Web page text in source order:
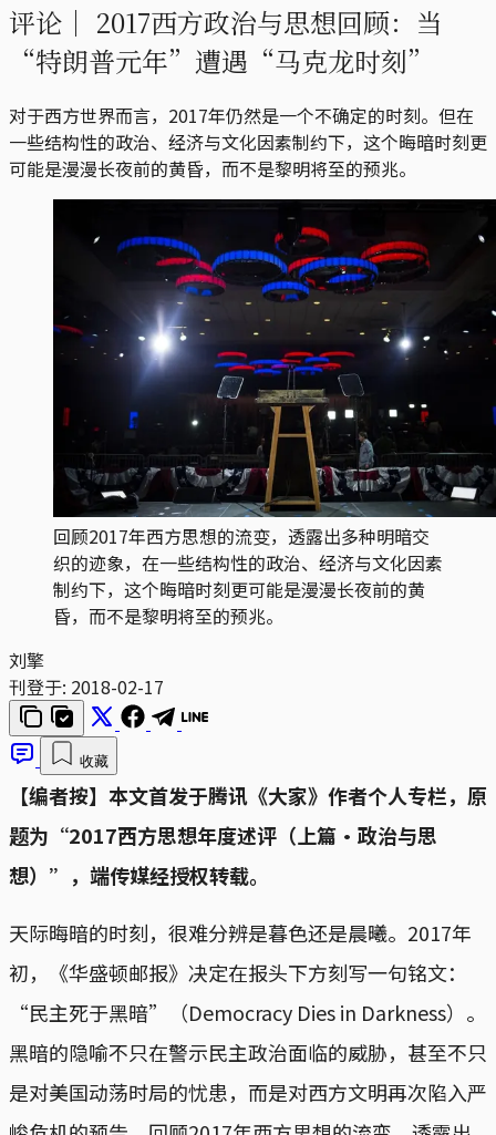
评论｜ 2017西方政治与思想回顾：当
“特朗普元年”遭遇“马克龙时刻”
对于西方世界而言，2017年仍然是一个不确定的时刻。但在
一些结构性的政治、经济与文化因素制约下，这个晦暗时刻更
可能是漫漫长夜前的黄昏，而不是黎明将至的预兆。
回顾2017年西方思想的流变，透露出多种明暗交
织的迹象，在一些结构性的政治、经济与文化因素
制约下，这个晦暗时刻更可能是漫漫长夜前的黄
昏，而不是黎明将至的预兆。
刘擎
刊登于: 2018-02-17
收藏
【编者按】本文首发于腾讯《大家》作者个人专栏，原
题为“2017西方思想年度述评（上篇·政治与思
想）”，端传媒经授权转载。
天际晦暗的时刻，很难分辨是暮色还是晨曦。2017年
初，《华盛顿邮报》决定在报头下方刻写一句铭文：
“民主死于黑暗”（Democracy Dies in Darkness）。
黑暗的隐喻不只在警示民主政治面临的威胁，甚至不只
是对美国动荡时局的忧患，而是对西方文明再次陷入严